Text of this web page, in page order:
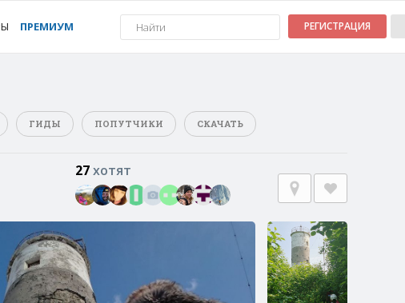
ПРЕМИУМ РЕГИСТРАЦИЯ
ГИДЫ ПОПУТЧИКИ СКАЧАТЬ
27хотят